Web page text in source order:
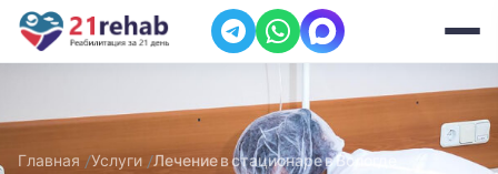
Главная Услуги Лечение в стационаре в Вологде